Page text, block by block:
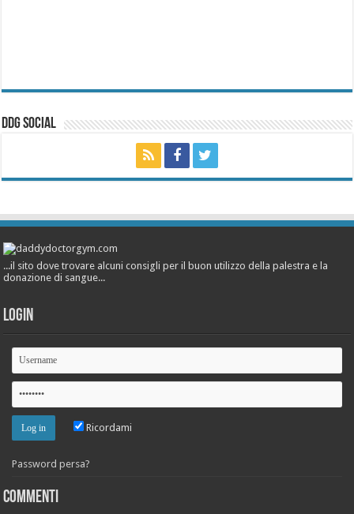
ddg Social
...il sito dove trovare alcuni consigli per il buon utilizzo della palestra e la
donazione di sangue...
Login
Ricordami
Password persa?
Commenti